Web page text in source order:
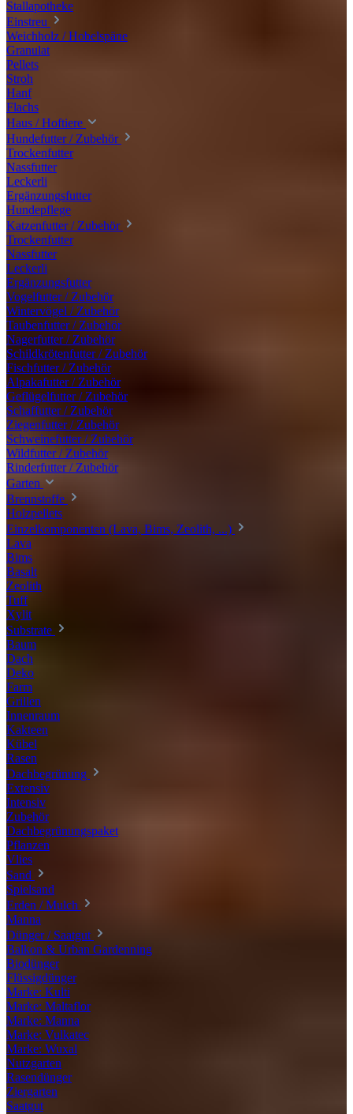
Stallapotheke
Einstreu
Weichholz / Hobelspäne
Granulat
Pellets
Stroh
Hanf
Flachs
Haus / Hoftiere
Hundefutter / Zubehör
Trockenfutter
Nassfutter
Leckerli
Ergänzungsfutter
Hundepflege
Katzenfutter / Zubehör
Trockenfutter
Nassfutter
Leckerli
Ergänzungsfutter
Vogelfutter / Zubehör
Wintervögel / Zubehör
Taubenfutter / Zubehör
Nagerfutter / Zubehör
Schildkrötenfutter / Zubehör
Fischfutter / Zubehör
Alpakafutter / Zubehör
Geflügelfutter / Zubehör
Schaffutter / Zubehör
Ziegenfutter / Zubehör
Schweinefutter / Zubehör
Wildfutter / Zubehör
Rinderfutter / Zubehör
Garten
Brennstoffe
Holzpellets
Einzelkomponenten (Lava, Bims, Zeolith, ...)
Lava
Bims
Basalt
Zeolith
Tuff
Xylit
Substrate
Baum
Dach
Deko
Farm
Grillen
Innenraum
Kakteen
Kübel
Rasen
Dachbegrünung
Extensiv
Intensiv
Zubehör
Dachbegrünungspaket
Pflanzen
Vlies
Sand
Spielsand
Erden / Mulch
Manna
Dünger / Saatgut
Balkon & Urban Gardenning
Biodünger
Flüssigdünger
Marke: Kulti
Marke: Maltaflor
Marke: Manna
Marke: Vulkatec
Marke: Wuxal
Nutzgarten
Rasendünger
Ziergarten
Saatgut